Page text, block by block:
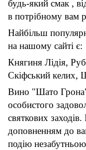
будь-який смак ,
в потрібному вам
Найбільш
на нашому сайті є:
Княгиня Лідія,
Скіфський келих,
Вино "Шато Грона"
особистого
святкових
доповненням до
подію